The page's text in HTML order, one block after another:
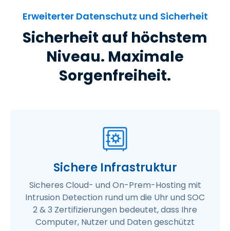
Erweiterter Datenschutz und Sicherheit
Sicherheit auf höchstem
Niveau. Maximale
Sorgenfreiheit.
Sichere Infrastruktur
Sicheres Cloud- und On-Prem-Hosting mit
Intrusion Detection rund um die Uhr und SOC
2 & 3 Zertifizierungen bedeutet, dass Ihre
Computer, Nutzer und Daten geschützt